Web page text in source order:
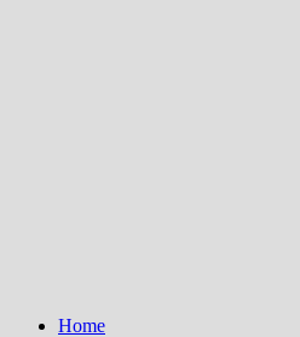
Home